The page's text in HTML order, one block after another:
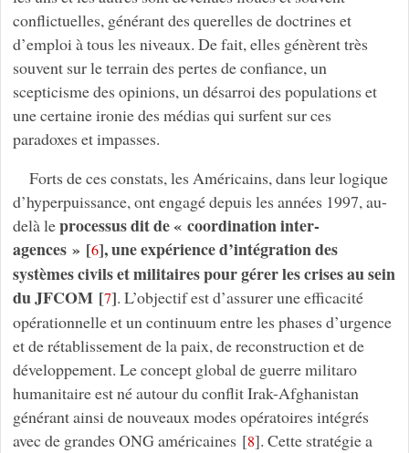
conflictuelles, générant des querelles de doctrines et
d’emploi à tous les niveaux. De fait, elles génèrent très
souvent sur le terrain des pertes de confiance, un
scepticisme des opinions, un désarroi des populations et
une certaine ironie des médias qui surfent sur ces
paradoxes et impasses.
Forts de ces constats, les Américains, dans leur logique
d’hyperpuissance, ont engagé depuis les années 1997, au-
delà leprocessus dit de « coordination inter-
agences »[6], une expérience d’intégration des
systèmes civils et militaires pour gérer les crises au sein
du JFCOM[7]. L’objectif est d’assurer une efficacité
opérationnelle et un continuum entre les phases d’urgence
et de rétablissement de la paix, de reconstruction et de
développement. Le concept global de guerre militaro
humanitaire est né autour du conflit Irak-Afghanistan
générant ainsi de nouveaux modes opératoires intégrés
avec de grandes ONG américaines [8]. Cette stratégie a